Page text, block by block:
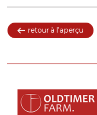
retour à l'aperçu